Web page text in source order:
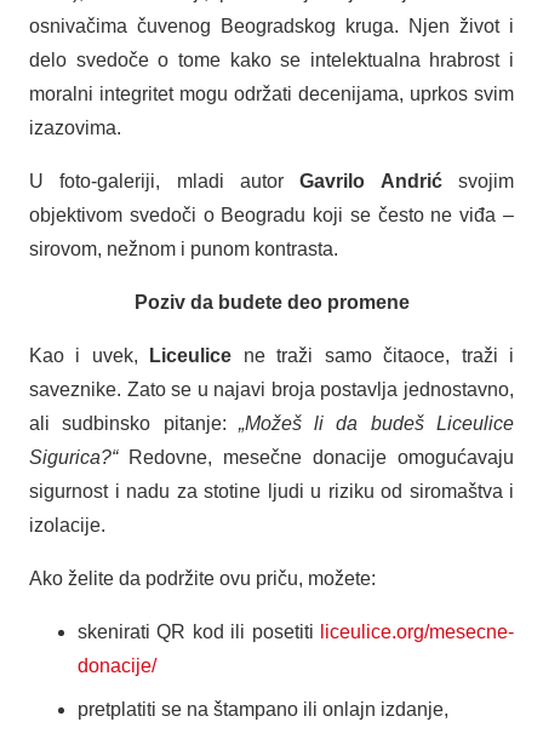
osnivačima čuvenog Beogradskog kruga. Njen život i
delo svedoče o tome kako se intelektualna hrabrost i
moralni integritet mogu održati decenijama, uprkos svim
izazovima.
U foto-galeriji, mladi autorGavrilo Andrićsvojim
objektivom svedoči o Beogradu koji se često ne viđa –
sirovom, nežnom i punom kontrasta.
Poziv da budete deo promene
Kao i uvek, Liceulice ne traži samo čitaoce, traži i
saveznike. Zato se u najavi broja postavlja jednostavno,
ali sudbinsko pitanje: „Možeš li da budeš Liceulice
Sigurica?“Redovne, mesečne donacije omogućavaju
sigurnost i nadu za stotine ljudi u riziku od siromaštva i
izolacije.
Ako želite da podržite ovu priču, možete:
skenirati QR kod ili posetiti
liceulice.org/mesecne-
donacije/
pretplatiti se na štampano ili onlajn izdanje,